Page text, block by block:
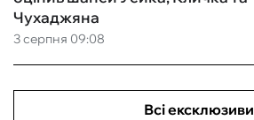
3 серпня 09:08
Чухаджяна
Всі ексклюзиви